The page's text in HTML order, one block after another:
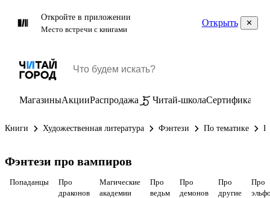
Откройте в приложении
Место встречи с книгами
Открыть
МагазиныАкцииРаспродажа Читай-школаСертификаты
Книги Художественная литература Фэнтези По тематике
Фэнтези про вампиров
Попаданцы
Про
драконов
Магические
академии
Про
ведьм
Про
демонов
Про
другие
Про